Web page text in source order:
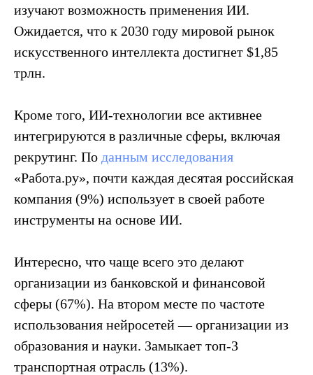
изучают возможность применения ИИ.
Ожидается, что к 2030 году мировой рынок
искусственного интеллекта достигнет $1,85
трлн.
Кроме того, ИИ-технологии все активнее
интегрируются в различные сферы, включая
рекрутинг. По данным исследования
«Работа.ру», почти каждая десятая российская
компания (9%) использует в своей работе
инструменты на основе ИИ.
Интересно, что чаще всего это делают
организации из банковской и финансовой
сферы (67%). На втором месте по частоте
использования нейросетей — организации из
образования и науки. Замыкает топ-3
транспортная отрасль (13%).